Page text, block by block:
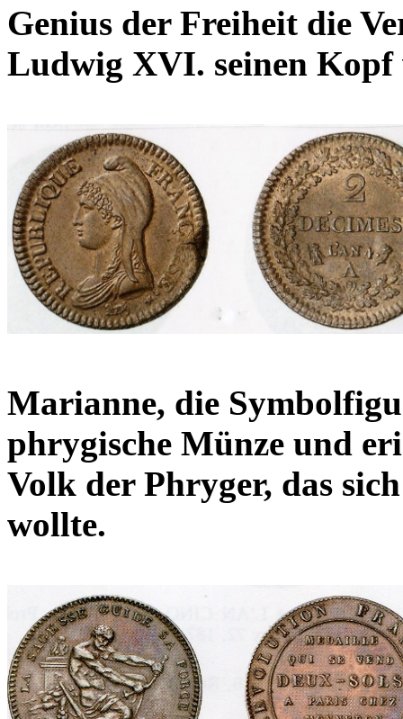
Genius der Freiheit die
Ludwig XVI. seinen Kopf
Marianne, die
phrygische Münze und
Volk der Phryger, das
wollte.